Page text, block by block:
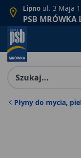
Lipno ul. 3 Maja
PSB MRÓWKA
Płyny do mycia,